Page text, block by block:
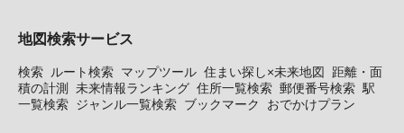
地図検索サービス
検索 ルート検索 マップツール 住まい探し×未来地図
距離・面
積の計測
未来情報ランキング 住所一覧検索 郵便番号検索 駅
一覧検索 ジャンル一覧検索 ブックマーク おでかけプラン